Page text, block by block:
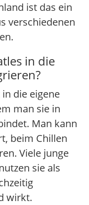
ist das ein
verschiedenen
in die
die eigene
man sie in
Man kann
beim Chillen
Viele junge
sie als
wirkt.